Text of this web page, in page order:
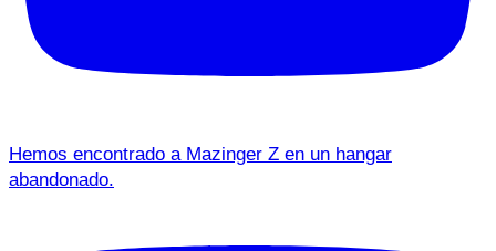
Hemos encontrado a Mazinger Z en un hangar
abandonado.